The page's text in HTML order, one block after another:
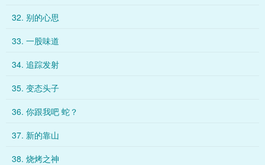
32. 别的心思
33. 一股味道
34. 追踪发射
35. 变态头子
36. 你跟我吧 蛇？
37. 新的靠山
38. 烧烤之神